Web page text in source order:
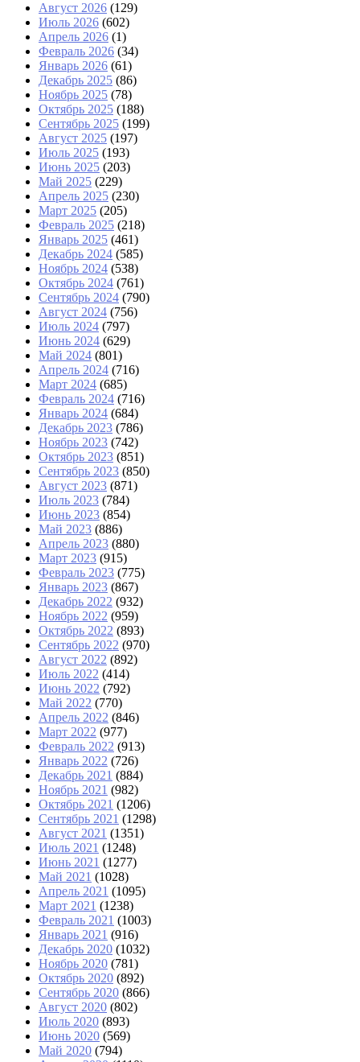
Август 2026 (129)
Июль 2026 (602)
Апрель 2026 (1)
Февраль 2026 (34)
Январь 2026 (61)
Декабрь 2025 (86)
Ноябрь 2025 (78)
Октябрь 2025 (188)
Сентябрь 2025 (199)
Август 2025 (197)
Июль 2025 (193)
Июнь 2025 (203)
Май 2025 (229)
Апрель 2025 (230)
Март 2025 (205)
Февраль 2025 (218)
Январь 2025 (461)
Декабрь 2024 (585)
Ноябрь 2024 (538)
Октябрь 2024 (761)
Сентябрь 2024 (790)
Август 2024 (756)
Июль 2024 (797)
Июнь 2024 (629)
Май 2024 (801)
Апрель 2024 (716)
Март 2024 (685)
Февраль 2024 (716)
Январь 2024 (684)
Декабрь 2023 (786)
Ноябрь 2023 (742)
Октябрь 2023 (851)
Сентябрь 2023 (850)
Август 2023 (871)
Июль 2023 (784)
Июнь 2023 (854)
Май 2023 (886)
Апрель 2023 (880)
Март 2023 (915)
Февраль 2023 (775)
Январь 2023 (867)
Декабрь 2022 (932)
Ноябрь 2022 (959)
Октябрь 2022 (893)
Сентябрь 2022 (970)
Август 2022 (892)
Июль 2022 (414)
Июнь 2022 (792)
Май 2022 (770)
Апрель 2022 (846)
Март 2022 (977)
Февраль 2022 (913)
Январь 2022 (726)
Декабрь 2021 (884)
Ноябрь 2021 (982)
Октябрь 2021 (1206)
Сентябрь 2021 (1298)
Август 2021 (1351)
Июль 2021 (1248)
Июнь 2021 (1277)
Май 2021 (1028)
Апрель 2021 (1095)
Март 2021 (1238)
Февраль 2021 (1003)
Январь 2021 (916)
Декабрь 2020 (1032)
Ноябрь 2020 (781)
Октябрь 2020 (892)
Сентябрь 2020 (866)
Август 2020 (802)
Июль 2020 (893)
Июнь 2020 (569)
Май 2020 (794)